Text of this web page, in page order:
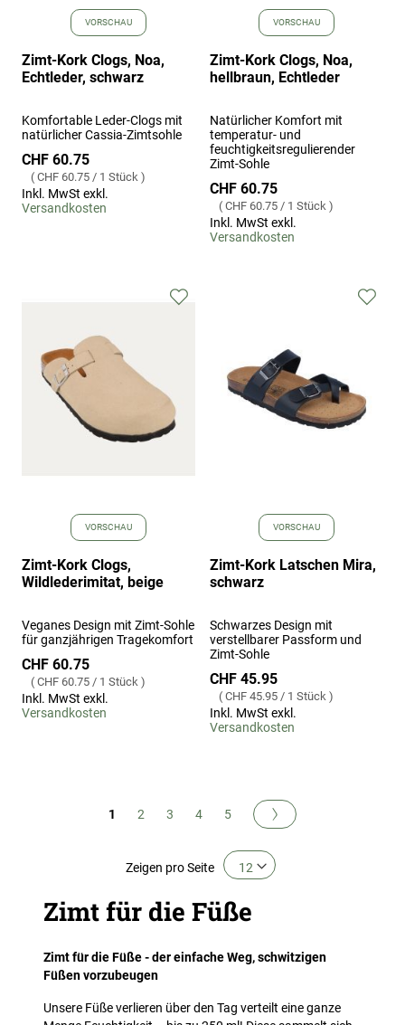
VORSCHAU
Zimt-Kork Clogs, Noa,
Echtleder, schwarz
Komfortable Leder-Clogs mit
natürlicher Cassia-Zimtsohle
CHF 60.75
CHF 60.75 / 1 Stück
Inkl. MwSt exkl.
Versandkosten
VORSCHAU
Zimt-Kork Clogs, Noa,
hellbraun, Echtleder
Natürlicher Komfort mit
temperatur- und
feuchtigkeitsregulierender
Zimt-Sohle
CHF 60.75
CHF 60.75 / 1 Stück
Inkl. MwSt exkl.
Versandkosten
VORSCHAU
Zimt-Kork Clogs,
Wildlederimitat, beige
Veganes Design mit Zimt-Sohle
für ganzjährigen Tragekomfort
CHF 60.75
CHF 60.75 / 1 Stück
Inkl. MwSt exkl.
Versandkosten
Zur
VORSCHAU
Zimt-Kork Latschen Mira,
schwarz
Schwarzes Design mit
verstellbarer Passform und
Zimt-Sohle
CHF 45.95
CHF 45.95 / 1 Stück
Inkl. MwSt exkl.
Versandkosten
Zur
Buchseite
Sie lesen gerade Seite
1 Buchseite
2 Buchseite
3 Buchseite
4 Buchseite
5 Buchseite
Nächste
Zeigen pro Seite
Zimt für die Füße
Zimt für die Füße - der einfache Weg, schwitzigen
Füßen vorzubeugen
Unsere Füße verlieren über den Tag verteilt eine ganze